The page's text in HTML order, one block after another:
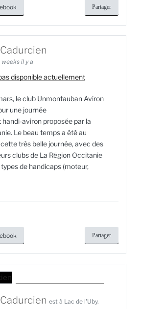
Partager
il y a
disponible actuellement
le club Unmontauban Aviron
une journée
aviron proposée par la
Le beau temps a été au
très belle journée, avec des
clubs de La Région Occitanie
de handicaps (moteur,
Partager
est à Lac de l'Uby.